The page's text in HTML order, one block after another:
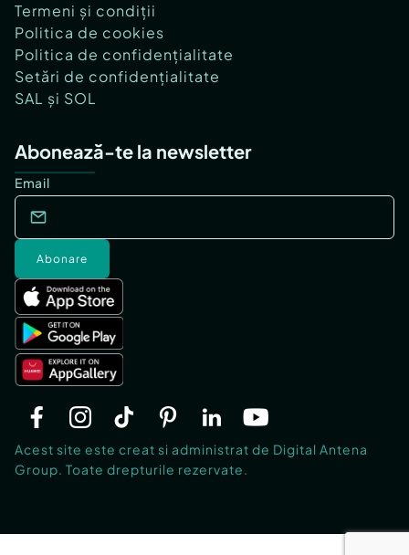
Termeni și condiții
Politica de cookies
Politica de confidențialitate
Setări de confidențialitate
SAL și SOL
Abonează-te la newsletter
Email
Abonare
Acest site este creat si administrat de Digital Antena
Group. Toate drepturile rezervate.